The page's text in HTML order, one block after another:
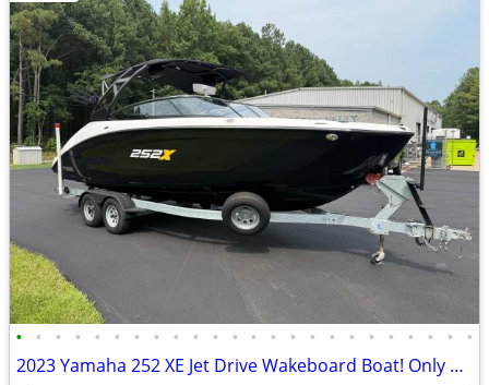
• • • • • • • • • • • • • • • • • • • • • • • •
2023 Yamaha 252 XE Jet Drive Wakeboard Boat! Only 23 hours!